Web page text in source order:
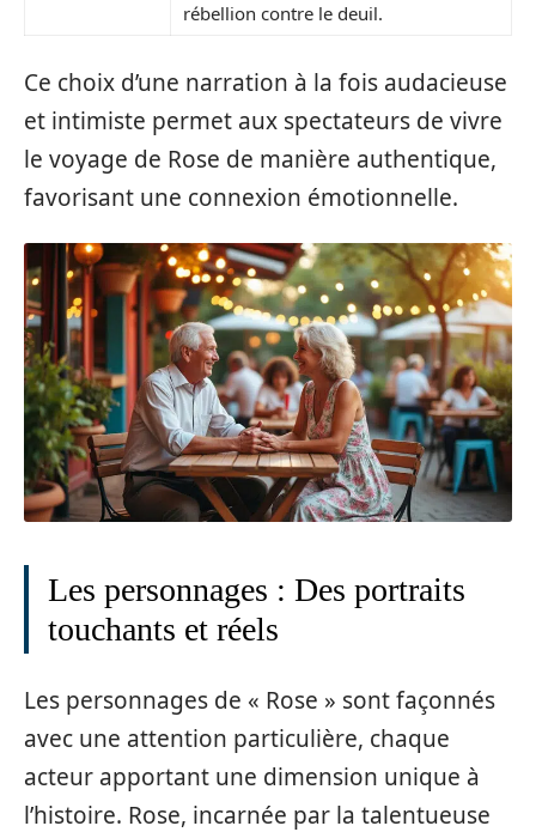
rébellion contre le deuil.
Ce choix d’une narration à la fois audacieuse
et intimiste permet aux spectateurs de vivre
le voyage de Rose de manière authentique,
favorisant une connexion émotionnelle.
Les personnages : Des portraits
touchants et réels
Les personnages de « Rose » sont façonnés
avec une attention particulière, chaque
acteur apportant une dimension unique à
l’histoire. Rose, incarnée par la talentueuse